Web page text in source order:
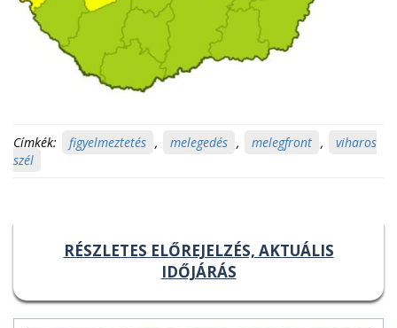
Címkék: figyelmeztetés , melegedés , melegfront ,
viharos
szél
RÉSZLETES ELŐREJELZÉS, AKTUÁLIS
IDŐJÁRÁS